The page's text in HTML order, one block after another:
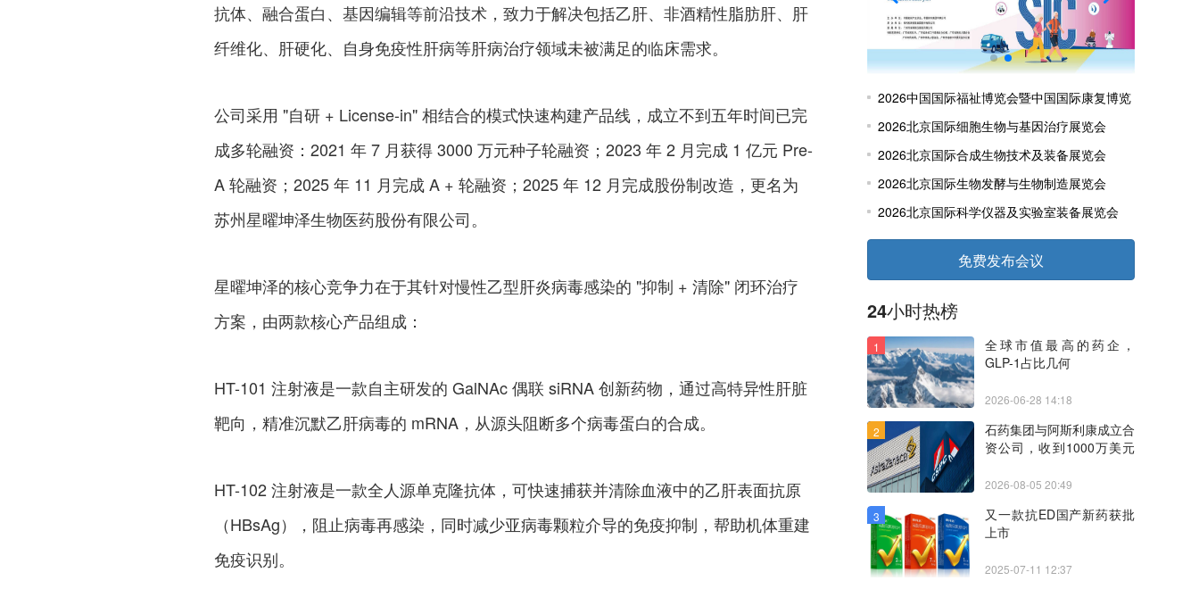
抗体、融合蛋白、基因编辑等前沿技术，致力于解决包括乙肝、非酒精性脂肪肝、肝
纤维化、肝硬化、自身免疫性肝病等肝病治疗领域未被满足的临床需求。
公司采用 "自研 + License-in" 相结合的模式快速构建产品线，成立不到五年时间已完
成多轮融资：2021 年 7 月获得 3000 万元种子轮融资；2023 年 2 月完成 1 亿元 Pre-
A 轮融资；2025 年 11 月完成 A + 轮融资；2025 年 12 月完成股份制改造，更名为
苏州星曜坤泽生物医药股份有限公司。
星曜坤泽的核心竞争力在于其针对慢性乙型肝炎病毒感染的 "抑制 + 清除" 闭环治疗
方案，由两款核心产品组成：
HT-101 注射液是一款自主研发的 GalNAc 偶联 siRNA 创新药物，通过高特异性肝脏
靶向，精准沉默乙肝病毒的 mRNA，从源头阻断多个病毒蛋白的合成。
HT-102 注射液是一款全人源单克隆抗体，可快速捕获并清除血液中的乙肝表面抗原
（HBsAg），阻止病毒再感染，同时减少亚病毒颗粒介导的免疫抑制，帮助机体重建
免疫识别。
2026中国国际福祉博览会暨中国国际康复博览
会
2026北京国际细胞生物与基因治疗展览会
2026北京国际合成生物技术及装备展览会
2026北京国际生物发酵与生物制造展览会
2026北京国际科学仪器及实验室装备展览会
免费发布会议
24小时热榜
1
全球市值最高的药企，
GLP-1占比几何
2026-06-28 14:18
2
石药集团与阿斯利康成立合
资公司，收到1000万美元
2026-08-05 20:49
3
又一款抗ED国产新药获批
上市
2025-07-11 12:37